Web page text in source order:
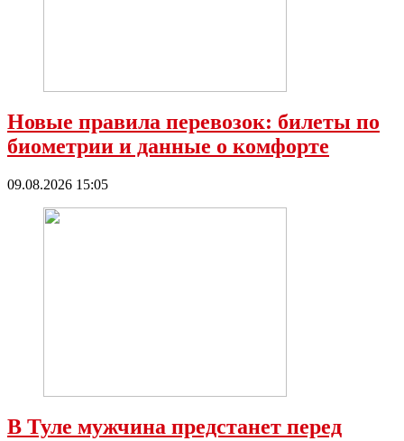
Новые правила перевозок: билеты по
биометрии и данные о комфорте
09.08.2026 15:05
В Туле мужчина предстанет перед